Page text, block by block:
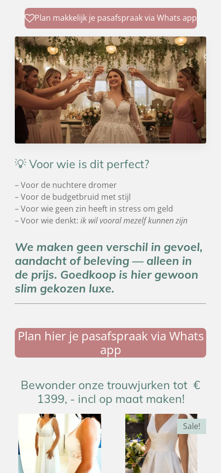
Plan makkelijk je pasafspraak via Whats app
💡 Voor wie is dit perfect?
– Voor de nuchtere dromer
– Voor de budgetbruid met stijl
– Voor wie geen zin heeft in stress om geld
– Voor wie denkt: ik wil vooral mezelf kunnen zijn
We maken geen verschil in gevoel,
aandacht of beleving — alleen in
de prijs. Goedkoop is hier gewoon
slim gekozen luxe.
Plan hier je pasafspraak via Whats
app
Bewonder onze trouwjurken tot €
1399, - incl op maat maken!
Sale!